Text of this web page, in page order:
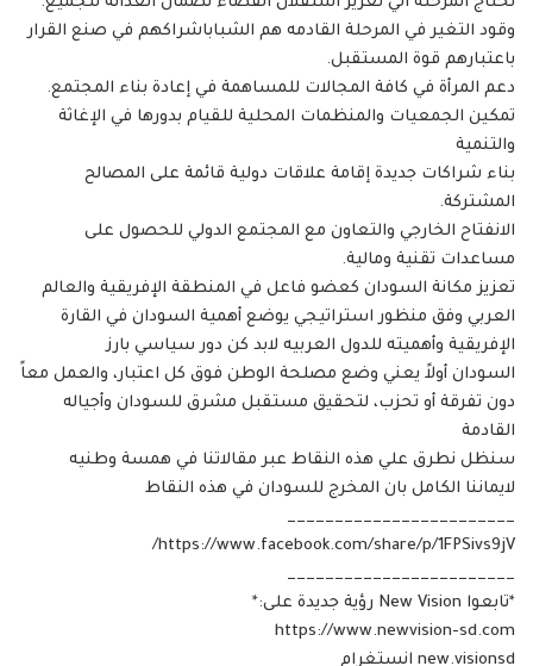
وقود التغير في المرحلة القادمه هم الشباباشراكهم في صنع القرار
باعتبارهم قوة المستقبل.
دعم المرأة في كافة المجالات للمساهمة في إعادة بناء المجتمع.
تمكين الجمعيات والمنظمات المحلية للقيام بدورها في الإغاثة
والتنمية
بناء شراكات جديدة إقامة علاقات دولية قائمة على المصالح
المشتركة.
الانفتاح الخارجي والتعاون مع المجتمع الدولي للحصول على
مساعدات تقنية ومالية.
تعزيز مكانة السودان كعضو فاعل في المنطقة الإفريقية والعالم
العربي وفق منظور استراتيجي يوضع أهمية السودان في القارة
الإفريقية وأهميته للدول العربيه لابد كن دور سياسي بارز
السودان أولاً يعني وضع مصلحة الوطن فوق كل اعتبار، والعمل معاً
دون تفرقة أو تحزب، لتحقيق مستقبل مشرق للسودان وأجياله
القادمة
سنظل نطرق علي هذه النقاط عبر مقالاتنا في همسة وطنيه
لايماننا الكامل بان المخرج للسودان في هذه النقاط
________________________
https://www.facebook.com/share/p/1FPSivs9jV/
________________________
*تابعوا New Vision رؤية جديدة على:*
https://www.newvision-sd.com
new.visionsd انستغرام